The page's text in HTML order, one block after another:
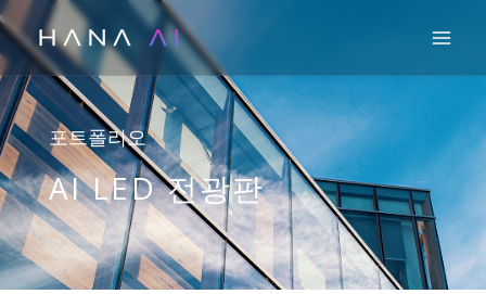
콘
텐
츠
로
건
너
뛰
기
포트폴리오
AI LED 전광판